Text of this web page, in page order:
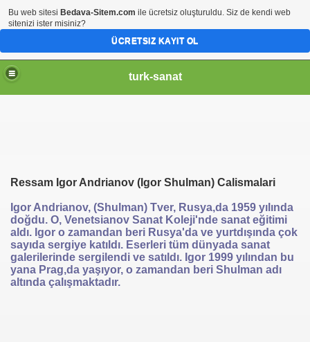
turk-sanat
Ressam Igor Andrianov (Igor Shulman) Calismalari
Igor Andrianov, (Shulman) Tver, Rusya,da 1959 yılında
doğdu. O, Venetsianov Sanat Koleji'nde sanat eğitimi
aldı. Igor o zamandan beri Rusya'da ve yurtdışında çok
sayıda sergiye katıldı. Eserleri tüm dünyada sanat
galerilerinde sergilendi ve satıldı. Igor 1999 yılından bu
yana Prag,da yaşıyor, o zamandan beri Shulman adı
altında çalışmaktadır.
Bu web sitesi Bedava-Sitem.com ile ücretsiz oluşturuldu. Siz de kendi web
sitenizi ister misiniz?
ÜCRETSIZ KAYIT OL